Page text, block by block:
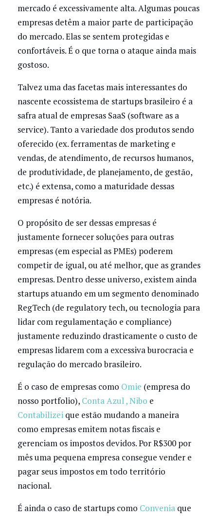
mercado é excessivamente alta. Algumas poucas
empresas detêm a maior parte de participação
do mercado. Elas se sentem protegidas e
confortáveis. É o que torna o ataque ainda mais
gostoso.
Talvez uma das facetas mais interessantes do
nascente ecossistema de startups brasileiro é a
safra atual de empresas SaaS (software as a
service). Tanto a variedade dos produtos sendo
oferecido (ex. ferramentas de marketing e
vendas, de atendimento, de recursos humanos,
de produtividade, de planejamento, de gestão,
etc.) é extensa, como a maturidade dessas
empresas é notória.
O propósito de ser dessas empresas é
justamente fornecer soluções para outras
empresas (em especial as PMEs) poderem
competir de igual, ou até melhor, que as grandes
empresas. Dentro desse universo, existem ainda
startups atuando em um segmento denominado
RegTech (de regulatory tech, ou tecnologia para
lidar com regulamentação e compliance)
justamente reduzindo drasticamente o custo de
empresas lidarem com a excessiva burocracia e
regulação do mercado brasileiro.
É o caso de empresas como Omie (empresa do
nosso portfolio), Conta Azul,Nibo e
Contabilizeique estão mudando a maneira
como empresas emitem notas fiscais e
gerenciam os impostos devidos. Por R$300 por
mês uma pequena empresa consegue vender e
pagar seus impostos em todo território
nacional.
É ainda o caso de startups como Conveniaque